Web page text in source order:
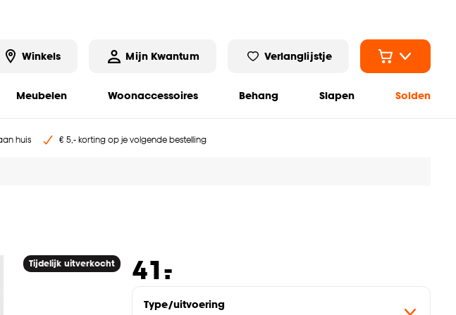
Winkels Mijn Kwantum Verlanglijstje
Meubelen Woonaccessoires Behang Slapen Solden
huis € 5,- korting op je volgende bestelling
Tijdelijk uitverkocht 41.
-
Type/uitvoering